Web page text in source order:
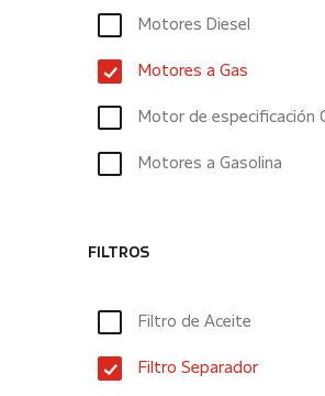
Motores Diesel
Motores a Gas
Motor de especificación
Motores a Gasolina
FILTROS
Filtro de Aceite
Filtro Separador